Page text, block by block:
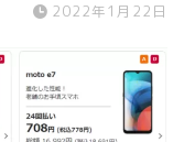
2022年1月22日